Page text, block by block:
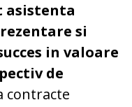
asistenta
si
in valoare
de
contracte